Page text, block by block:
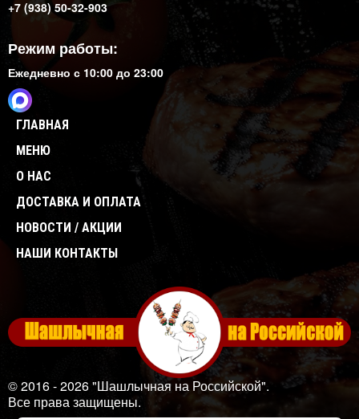
+7 (938) 50-32-903
Режим работы:
Ежедневно с 10:00 до 23:00
ГЛАВНАЯ
МЕНЮ
О НАС
ДОСТАВКА И ОПЛАТА
НОВОСТИ / АКЦИИ
НАШИ КОНТАКТЫ
© 2016 - 2026 "Шашлычная на Российской".
Все права защищены.